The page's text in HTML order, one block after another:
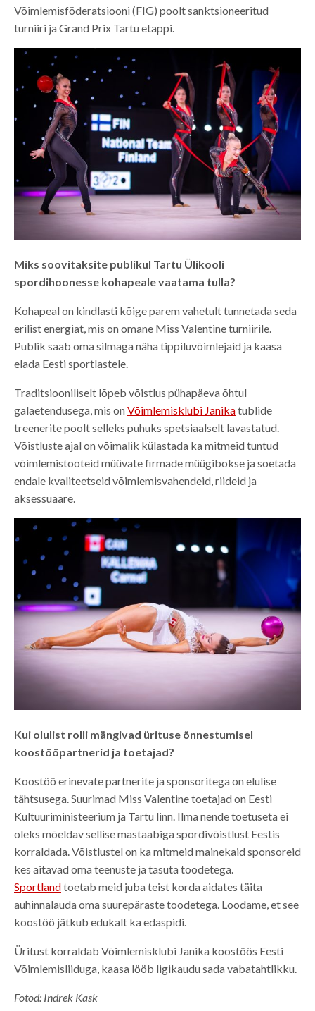
Võimlemisföderatsiooni (FIG) poolt sanktsioneeritud
turniiri ja Grand Prix Tartu etappi.
Miks soovitaksite publikul Tartu Ülikooli
spordihoonesse kohapeale vaatama tulla?
Kohapeal on kindlasti kõige parem vahetult tunnetada seda
erilist energiat, mis on omane Miss Valentine turniirile.
Publik saab oma silmaga näha tippiluvõimlejaid ja kaasa
elada Eesti sportlastele.
Traditsiooniliselt lõpeb võistlus pühapäeva õhtul
galaetendusega, mis onVõimlemisklubi Janikatublide
treenerite poolt selleks puhuks spetsiaalselt lavastatud.
Võistluste ajal on võimalik külastada ka mitmeid tuntud
võimlemistooteid müüvate firmade müügibokse ja soetada
endale kvaliteetseid võimlemisvahendeid, riideid ja
aksessuaare.
Kui olulist rolli mängivad ürituse õnnestumisel
koostööpartnerid ja toetajad?
Koostöö erinevate partnerite ja sponsoritega on elulise
tähtsusega. Suurimad Miss Valentine toetajad on Eesti
Kultuuriministeerium ja Tartu linn. Ilma nende toetuseta ei
oleks mõeldav sellise mastaabiga spordivõistlust Eestis
korraldada. Võistlustel on ka mitmeid mainekaid sponsoreid
kes aitavad oma teenuste ja tasuta toodetega.
Sportlandtoetab meid juba teist korda aidates täita
auhinnalauda oma suurepäraste toodetega. Loodame, et see
koostöö jätkub edukalt ka edaspidi.
Üritust korraldab Võimlemisklubi Janika koostöös Eesti
Võimlemisliiduga, kaasa lööb ligikaudu sada vabatahtlikku.
Fotod: Indrek Kask